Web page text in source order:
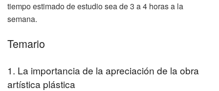
tiempo estimado de estudio sea de 3 a 4 horas a la
semana.
Temario
1. La importancia de la apreciación de la obra
artística plástica